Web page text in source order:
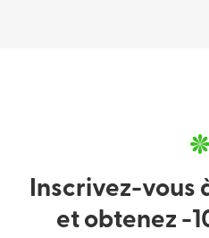
Inscrivez-vous
et obtenez -